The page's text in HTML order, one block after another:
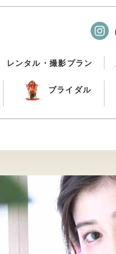
レンタル・撮影プラン
ブライダル